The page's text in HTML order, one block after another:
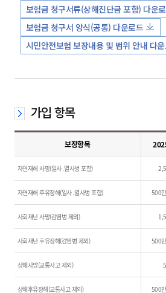
보험금 청구서류(상해진단금 포함) 다운
보험금 청구서 양식(공통) 다운로드
시민안전보험 보장내용 및 범위 안내 다
가입 항목
보장항목
자연재해 사망(일사․열사병 포함)
자연재해 후유장해(일사․열사병 포함) 500
사회재난 사망(감염병 제외)
사회재난 후유장해(감염병 제외) 500
상해사망(교통사고 제외)
상해후유장해(교통사고 제외) 500